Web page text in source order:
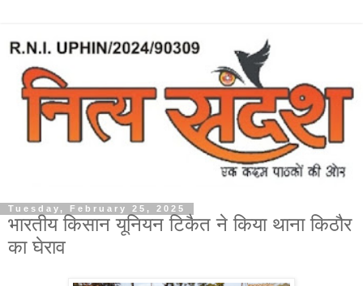
Tuesday, February 25, 2025
भारतीय किसान यूनियन टिकैत ने किया थाना किठौर
का घेराव